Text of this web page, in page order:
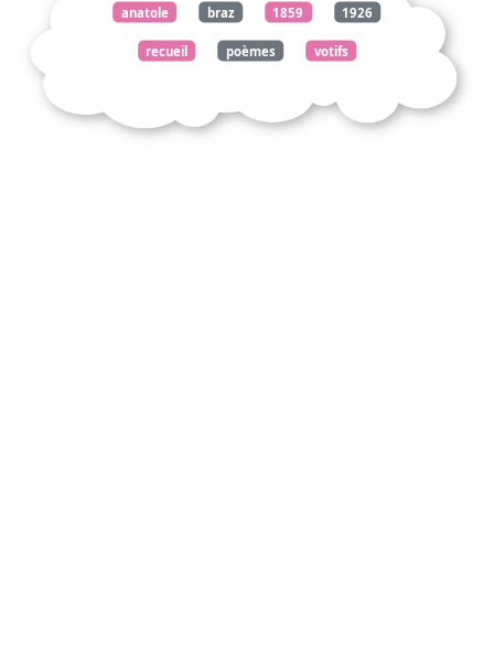
anatole braz 1859 1926
recueil poèmes votifs